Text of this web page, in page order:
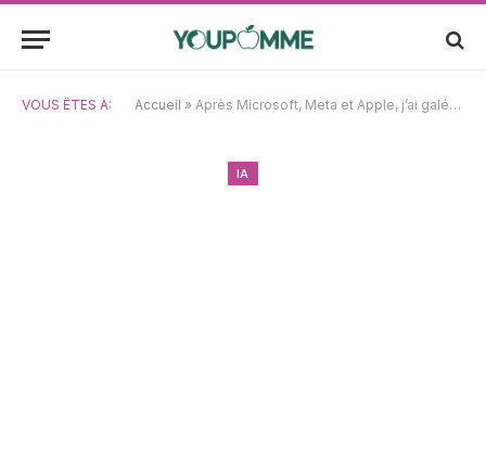
VOUS ÊTES À: Accueil » Après Microsoft, Meta et Apple, j’ai galéré à retrouver un emploi — jusqu’à ce que l’IA et un regard au-delà des géants du numérique changent tout
IA